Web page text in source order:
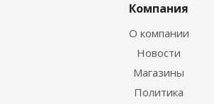
Компания
О компании
Новости
Магазины
Политика